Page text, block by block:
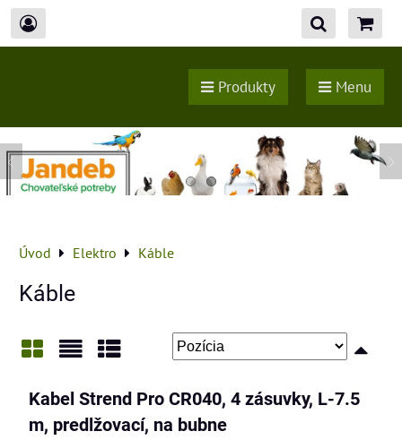
Produkty Menu
Úvod Elektro Káble
Káble
Kabel Strend Pro CR040, 4 zásuvky, L-7.5
m, predlžovací, na bubne